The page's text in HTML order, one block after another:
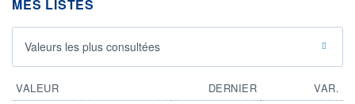
MES LISTES
Valeurs les plus consultées
VALEUR DERNIER
VAR.